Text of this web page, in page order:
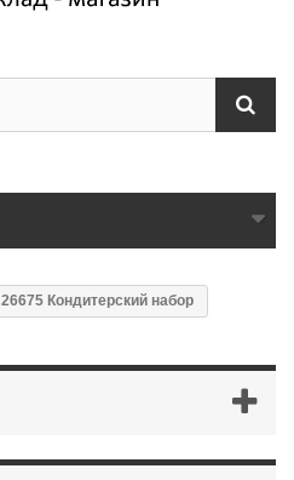
26675 Кондитерский набор